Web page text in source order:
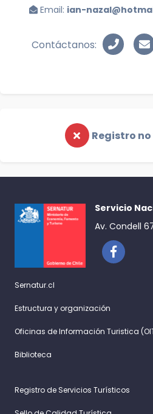
Email: ian-
Contáctanos:
Registro
Servicio
Av. Condell
Sernatur.cl
Estructura y organización
Oficinas de Información Turistica
Biblioteca
Registro de Servicios Turísticos